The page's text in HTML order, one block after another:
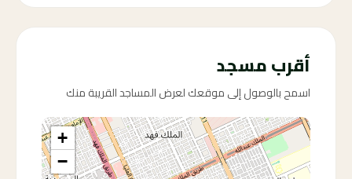
أقرب مسجد
اسمح بالوصول إلى موقعك لعرض المساجد القريبة منك
+
−